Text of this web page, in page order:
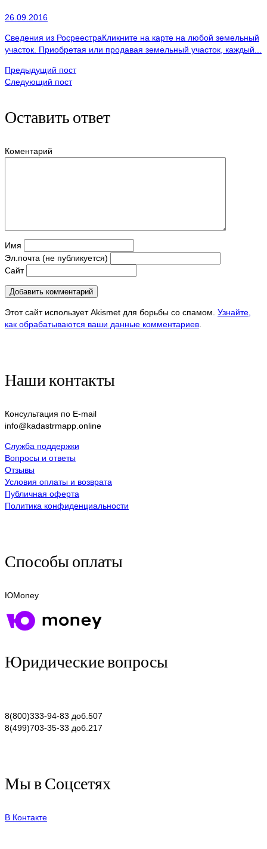
26.09.2016
Сведения из РосреестраКликните на карте на любой земельный
участок. Приобретая или продавая земельный участок, каждый...
Предыдущий пост
Следующий пост
Оставить ответ
Коментарий
Имя
Эл.почта (не публикуется)
Сайт
Этот сайт использует Akismet для борьбы со спамом. Узнайте,
как обрабатываются ваши данные комментариев
Наши контакты
Консультация по E-mail
info@kadastrmapp.online
Служба поддержки
Вопросы и ответы
Отзывы
Условия оплаты и возврата
Публичная оферта
Политика конфиденциальности
Способы оплаты
ЮMoney
Юридические вопросы
8(800)333-94-83 доб.507
8(499)703-35-33 доб.217
Мы в Соцсетях
В Контакте